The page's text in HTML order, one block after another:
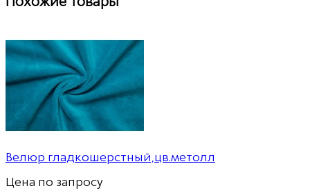
Велюр гладкошерстный,цв.метолл
Цена по запросу